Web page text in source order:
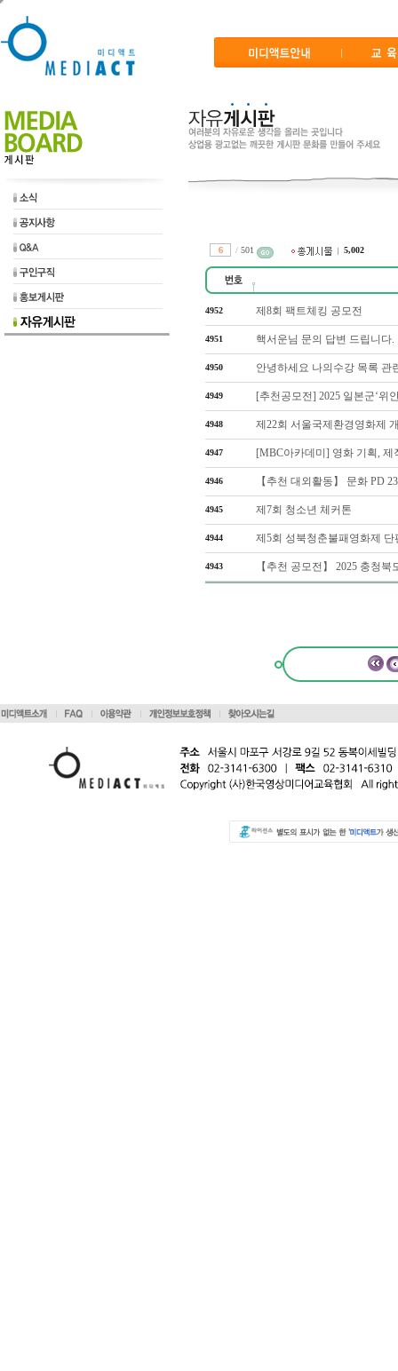
/ 501 5,002
4952 제8회 팩트체킹 공모전
4951 핵서운님 문의 답변 드립니다.
4950 안녕하세요 나의수강 목록 관
4949 [추천공모전] 2025 일본군‘위
4948 제22회 서울국제환경영화제
4947 [MBC아카데미] 영화 기획,
4946 【추천 대외활동】 문화 PD
4945 제7회 청소년 체커톤
4944 제5회 성북청춘불패영화제
4943 【추천 공모전】 2025 충청